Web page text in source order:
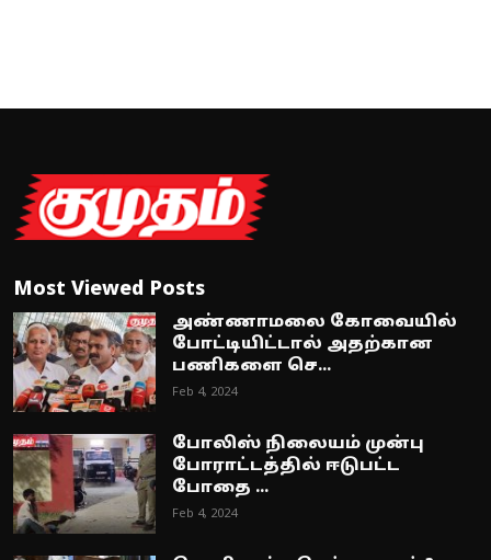
Most Viewed Posts
அண்ணாமலை கோவையில்
போட்டியிட்டால் அதற்கான
பணிகளை செ...
Feb 4, 2024
போலிஸ் நிலையம் முன்பு
போராட்டத்தில் ஈடுபட்ட
போதை ...
Feb 4, 2024